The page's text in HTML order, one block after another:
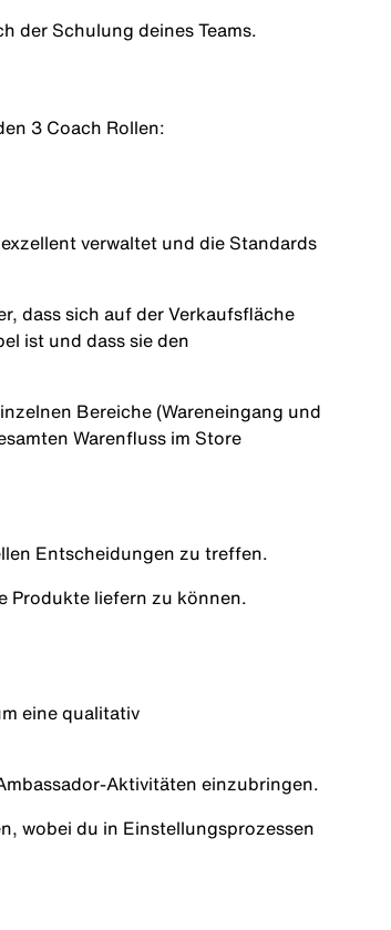
der Schulung deines Teams.
3 Coach Rollen:
verwaltet und die Standards
dass sich auf der Verkaufsfläche
ist und dass sie den
Bereiche (Wareneingang und
Warenfluss im Store
Entscheidungen zu treffen.
Produkte liefern zu können.
eine qualitativ
Aktivitäten einzubringen.
wobei du in Einstellungsprozessen